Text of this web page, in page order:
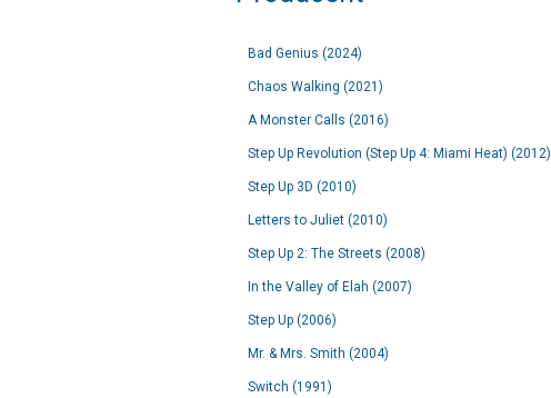
Bad Genius (2024)
Chaos Walking (2021)
A Monster Calls (2016)
Step Up Revolution (Step Up 4: Miami Heat) (2012)
Step Up 3D (2010)
Letters to Juliet (2010)
Step Up 2: The Streets (2008)
In the Valley of Elah (2007)
Step Up (2006)
Mr. & Mrs. Smith (2004)
Switch (1991)